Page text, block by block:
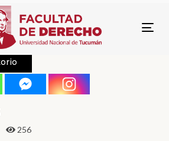
256